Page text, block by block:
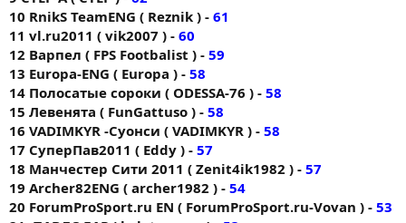
10 RnikS TeamENG ( Reznik ) - 61
11 vl.ru2011 ( vik2007 ) - 60
12 Варпел ( FPS Footbalist ) - 59
13 Europa-ENG ( Europa ) - 58
14 Полосатые сороки ( ODESSA-76 ) - 58
15 Левенята ( FunGattuso ) - 58
16 VADIMKYR -Суонси ( VADIMKYR ) - 58
17 СуперПав2011 ( Eddy ) - 57
18 Манчестер Сити 2011 ( Zenit4ik1982 ) - 57
19 Archer82ENG ( archer1982 ) - 54
20 ForumProSport.ru EN ( ForumProSport.ru-Vovan ) - 53